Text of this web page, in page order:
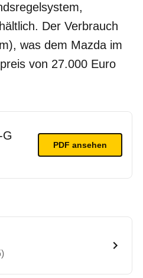
Der Verbrauch
was dem Mazda im
von 27.000 Euro
PDF ansehen